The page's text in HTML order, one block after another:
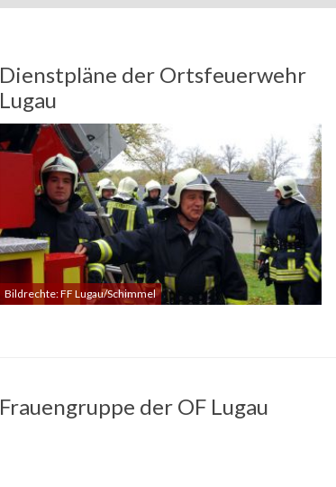
Dienstpläne der Ortsfeuerwehr
Lugau
Bildrechte: FF Lugau/Schimmel
Frauengruppe der OF Lugau